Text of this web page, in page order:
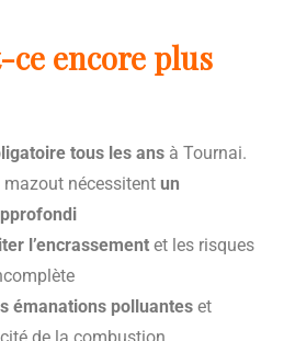
encore plus
tous les ans à Tournai.
mazout nécessitent un
l’encrassement et les risques
émanations polluantes et
de la combustion